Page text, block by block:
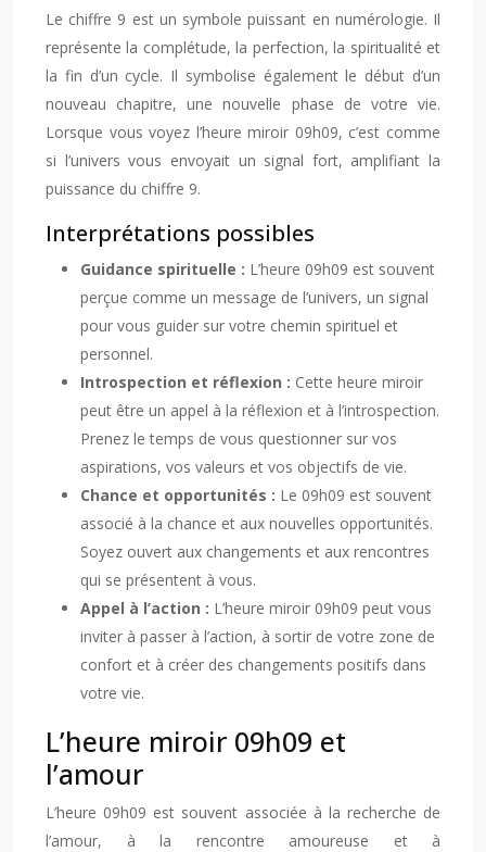
Le chiffre 9 est un symbole puissant en numérologie. Il
représente la complétude, la perfection, la spiritualité et
la fin d’un cycle. Il symbolise également le début d’un
nouveau chapitre, une nouvelle phase de votre vie.
Lorsque vous voyez l’heure miroir 09h09, c’est comme
si l’univers vous envoyait un signal fort, amplifiant la
puissance du chiffre 9.
Interprétations possibles
Guidance spirituelle : L’heure 09h09 est souvent
perçue comme un message de l’univers, un signal
pour vous guider sur votre chemin spirituel et
personnel.
Introspection et réflexion : Cette heure miroir
peut être un appel à la réflexion et à l’introspection.
Prenez le temps de vous questionner sur vos
aspirations, vos valeurs et vos objectifs de vie.
Chance et opportunités : Le 09h09 est souvent
associé à la chance et aux nouvelles opportunités.
Soyez ouvert aux changements et aux rencontres
qui se présentent à vous.
Appel à l’action : L’heure miroir 09h09 peut vous
inviter à passer à l’action, à sortir de votre zone de
confort et à créer des changements positifs dans
votre vie.
L’heure miroir 09h09 et
l’amour
L’heure 09h09 est souvent associée à la recherche de
l’amour, à la rencontre amoureuse et à